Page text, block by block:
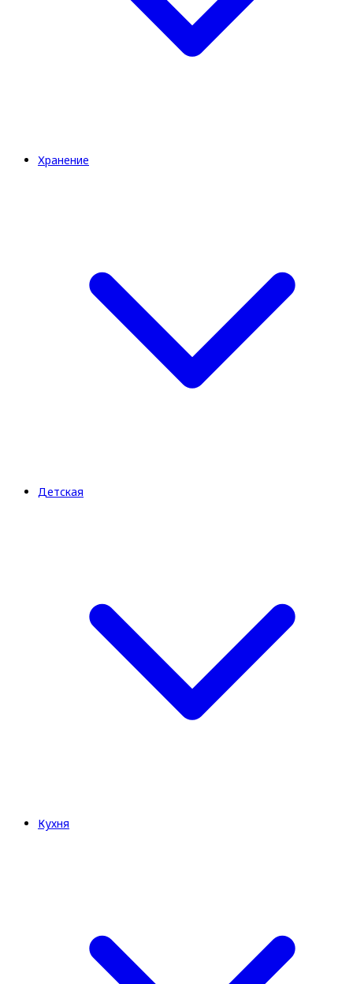
Хранение
Детская
Кухня